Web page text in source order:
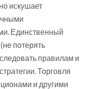
искушает
Единственный
потерять
правилам и
Торговля
и другими